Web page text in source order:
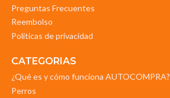
Preguntas Frecuentes
Reembolso
Politicas de privacidad
CATEGORIAS
¿Qué es y cómo funciona AUTOCOMPRA?
Perros